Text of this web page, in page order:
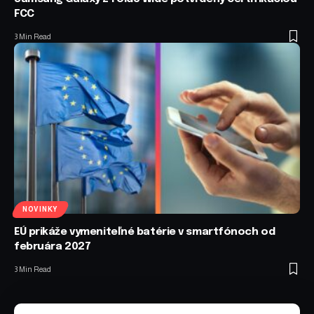
FCC
3 Min Read
NOVINKY
EÚ prikáže vymeniteľné batérie v smartfónoch od
februára 2027
3 Min Read